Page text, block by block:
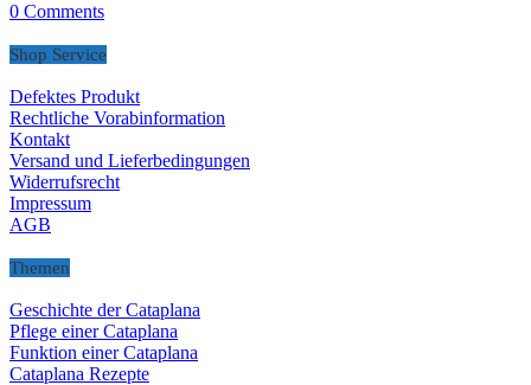
0 Comments
Shop Service
Defektes Produkt
Rechtliche Vorabinformation
Kontakt
Versand und Lieferbedingungen
Widerrufsrecht
Impressum
AGB
Themen
Geschichte der Cataplana
Pflege einer Cataplana
Funktion einer Cataplana
Cataplana Rezepte